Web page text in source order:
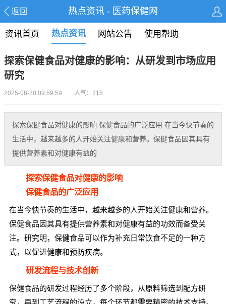
返回 热点资讯 - 医药保健网
资讯首页 热点资讯 网站公告 使用帮助
探索保健食品对健康的影响：从研发到市场应用
研究
2025-08-20 09:59:59 人气：215
探索保健食品对健康的影响 保健食品的广泛应用 在当今快节奏的
生活中，越来越多的人开始关注健康和营养。保健食品因其具有
提供营养素和对健康有益的
探索保健食品对健康的影响
保健食品的广泛应用
在当今快节奏的生活中，越来越多的人开始关注健康和营养。
保健食品因其具有提供营养素和对健康有益的功效而备受关
注。研究明，保健食品可以作为补充日常饮食不足的一种方
式，以促进健康和预防疾病。
研发流程与技术创新
保健食品的研发过程经历了多个阶段，从原料筛选到配方研
究，再到工艺流程的设立，每个环节都需要精密的技术支持。